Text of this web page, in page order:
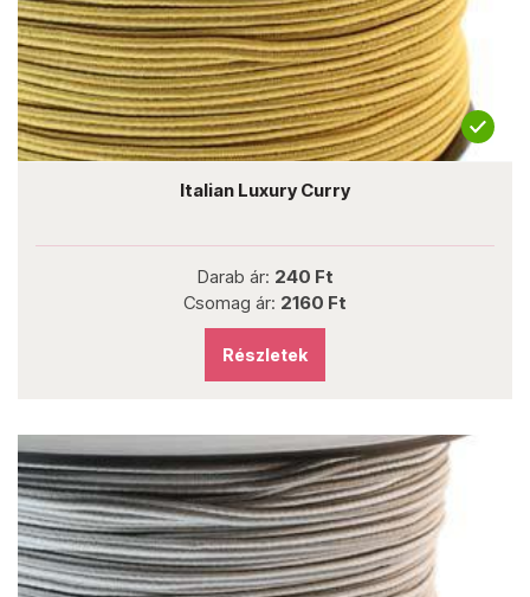
Italian Luxury Curry
Darab ár: 240 Ft
Csomag ár: 2160 Ft
Részletek